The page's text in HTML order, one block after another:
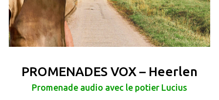
PROMENADES VOX – Heerlen
Promenade audio avec le potier Lucius